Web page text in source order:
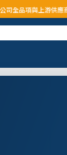
應商均未採用問題油